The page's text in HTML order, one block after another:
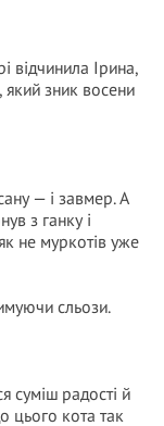
відчинила Ірина,
зник восени
— і завмер. А
з ганку і
не муркотів уже
сльози.
суміш радості й
цього кота так